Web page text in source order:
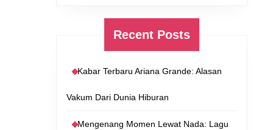
Recent Posts
Kabar Terbaru Ariana Grande: Alasan
Vakum Dari Dunia Hiburan
Mengenang Momen Lewat Nada: Lagu